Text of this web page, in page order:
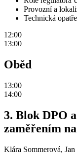
Provozní a
Technická
12:00
13:00
Oběd
13:00
14:00
3. Blok DPO
zaměřením
Klára Sommerová,